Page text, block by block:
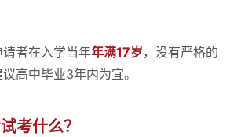
者在入学当年年满17岁，没有严格的
高中毕业3年内为宜。
考什么？